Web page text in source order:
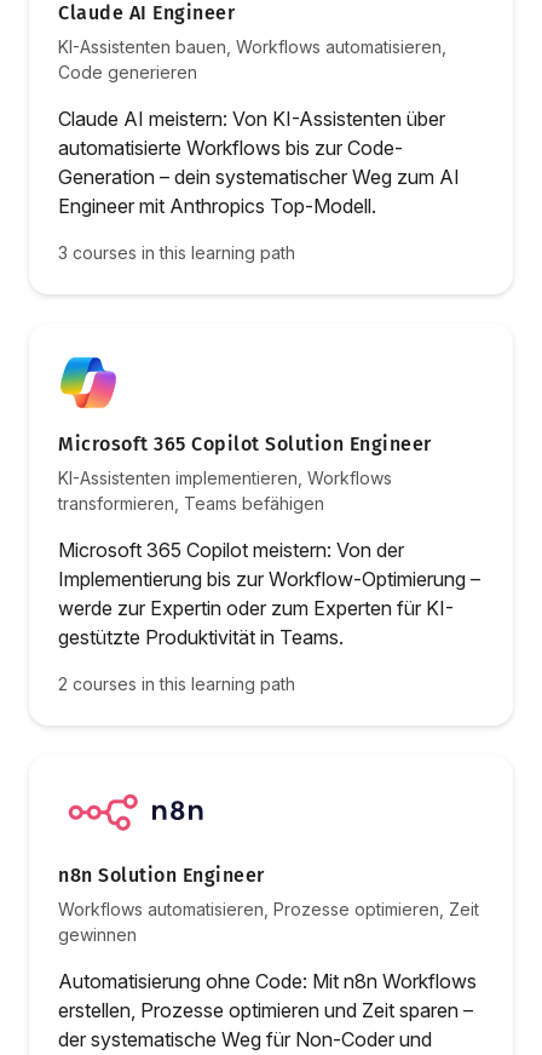
Claude AI Engineer
KI-Assistenten bauen, Workflows automatisieren,
Code generieren
Claude AI meistern: Von KI-Assistenten über
automatisierte Workflows bis zur Code-
Generation – dein systematischer Weg zum AI
Engineer mit Anthropics Top-Modell.
3 courses in this learning path
Microsoft 365 Copilot Solution Engineer
KI-Assistenten implementieren, Workflows
transformieren, Teams befähigen
Microsoft 365 Copilot meistern: Von der
Implementierung bis zur Workflow-Optimierung –
werde zur Expertin oder zum Experten für KI-
gestützte Produktivität in Teams.
2 courses in this learning path
n8n Solution Engineer
Workflows automatisieren, Prozesse optimieren, Zeit
gewinnen
Automatisierung ohne Code: Mit n8n Workflows
erstellen, Prozesse optimieren und Zeit sparen –
der systematische Weg für Non-Coder und